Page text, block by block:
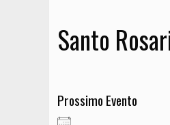
Santo
Prossimo Evento